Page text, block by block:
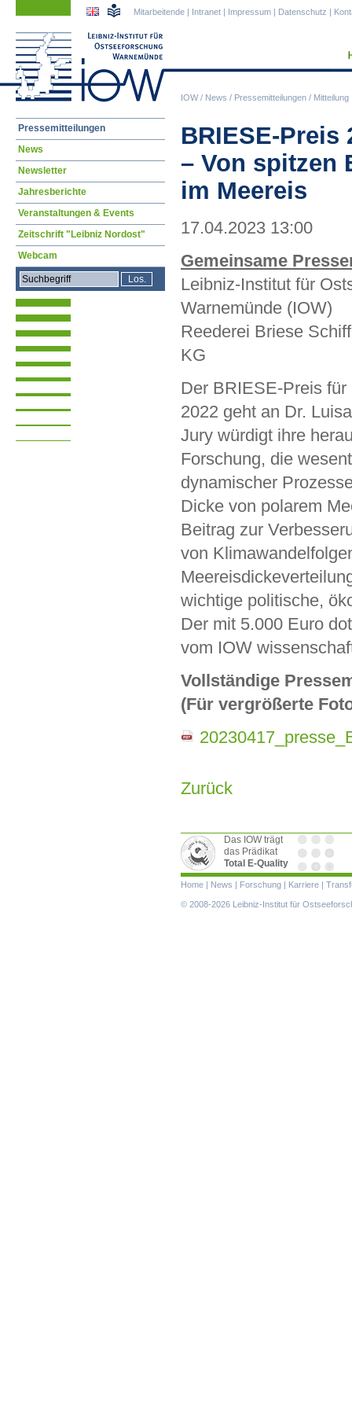
IOW/ News / Pressemitteilungen / Mitteilung
Mitarbeitende | Intranet | Impressum | Datenschutz |
BRIESE-Preis
– Von spitzen
im Meereis
17.04.2023 13:00
Gemeinsame
Leibniz-Institut für
Warnemünde (IOW)
Reederei Briese
KG
Der BRIESE-Preis
2022 geht an Dr.
Jury würdigt ihre
Forschung, die
dynamischer
Dicke von polarem
Beitrag zur
von
wichtige politische,
Der mit 5.000 Euro
vom IOW
Vollständige
(Für vergrößerte
Zurück
Navigation
Pressemitteilungen
News
Newsletter
Jahresberichte
Veranstaltungen & Events
Zeitschrift "Leibniz Nordost"
Webcam
Das IOW trägt
das Prädikat
Total E-Quality
Navigation
überspringen
Home | News | Forschung | Karriere |
© 2008-2026 Leibniz-Institut für